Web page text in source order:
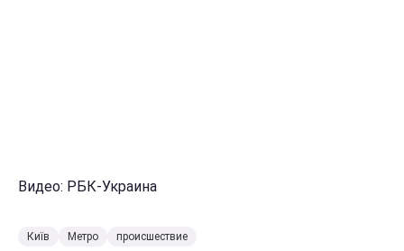
Видео: РБК-Украина
Київ Метро происшествие